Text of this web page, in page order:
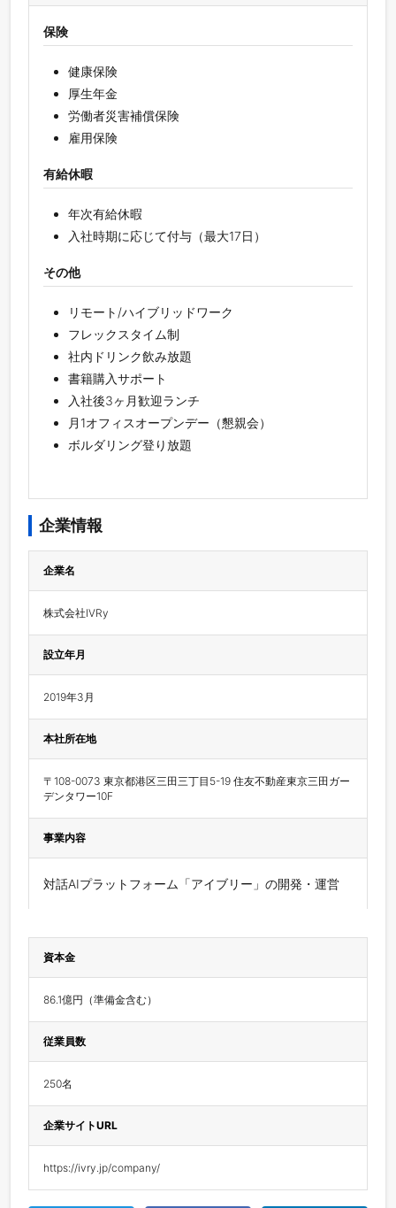
保険
健康保険
厚生年金
労働者災害補償保険
雇用保険
有給休暇
年次有給休暇
入社時期に応じて付与（最大17日）
その他
リモート/ハイブリッドワーク
フレックスタイム制
社内ドリンク飲み放題
書籍購入サポート
入社後3ヶ月歓迎ランチ
月1オフィスオープンデー（懇親会）
ボルダリング登り放題
企業情報
企業名
株式会社IVRy
設立年月
2019年3月
本社所在地
〒108-0073 東京都港区三田三丁目5-19 住友不動産東京三田ガー
デンタワー10F
事業内容
対話AIプラットフォーム「アイブリー」の開発・運営
資本金
86.1億円（準備金含む）
従業員数
250名
企業サイトURL
https://ivry.jp/company/